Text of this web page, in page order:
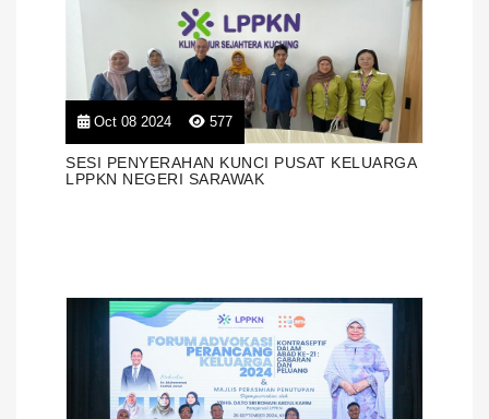
Oct 08 2024 577
SESI PENYERAHAN KUNCI PUSAT KELUARGA
LPPKN NEGERI SARAWAK